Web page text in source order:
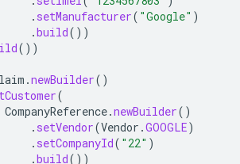
. setManufacturer( "Google" )
.build())
())
.newBuilder()
(
CompanyReference.newBuilder()
. setVendor(Vendor .GOOGLE)
. setCompanyId( "22" )
.build())